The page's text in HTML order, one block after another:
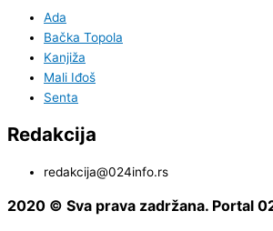
Ada
Bačka Topola
Kanjiža
Mali Iđoš
Senta
Redakcija
redakcija@024info.rs
2020 © Sva prava zadržana. Portal